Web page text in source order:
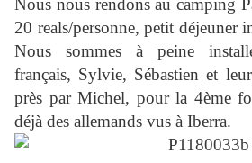
Nous nous rendons au camping
20 reals/personne, petit déjeuner
Nous sommes à peine
français, Sylvie, Sébastien et
près par Michel, pour la 4ème
déjà des allemands vus à Iberra.